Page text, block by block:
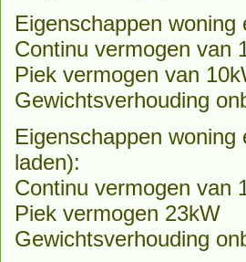
Eigenschappen
Continu vermogen van
Piek vermogen van
Gewichtsverhouding
Eigenschappen
laden):
Continu vermogen van
Piek vermogen 23kW
Gewichtsverhouding